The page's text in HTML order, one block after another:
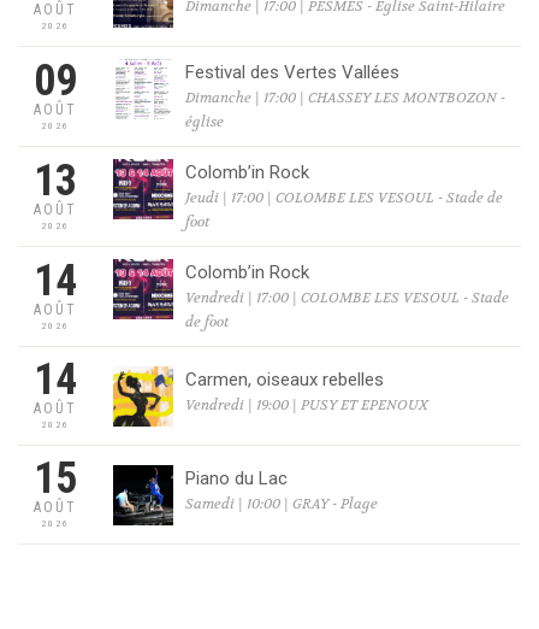
AOÛT
2026
Dimanche | 17:00 | PESMES - Eglise Saint-Hilaire
09
AOÛT
2026
Festival des Vertes Vallées
Dimanche | 17:00 | CHASSEY LES MONTBOZON -
église
13
AOÛT
2026
Colomb’in Rock
Jeudi | 17:00 | COLOMBE LES VESOUL - Stade de
foot
14
AOÛT
2026
Colomb’in Rock
Vendredi | 17:00 | COLOMBE LES VESOUL - Stade
de foot
14
AOÛT
2026
Carmen, oiseaux rebelles
Vendredi | 19:00 | PUSY ET EPENOUX
15
AOÛT
2026
Piano du Lac
Samedi | 10:00 | GRAY - Plage